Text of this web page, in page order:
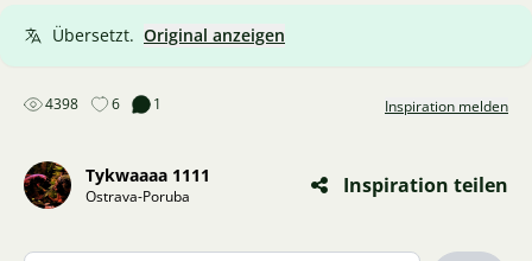
Übersetzt. Original anzeigen
4398 6 1 Inspiration melden
Tykwaaaa 1111
Ostrava-Poruba Inspiration teilen